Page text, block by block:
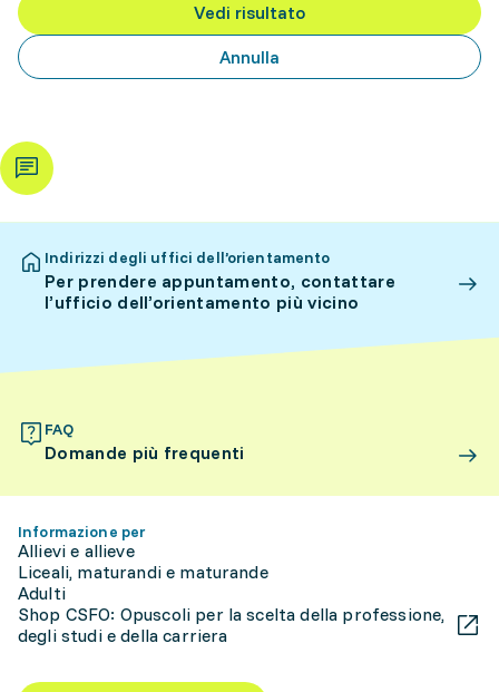
Vedi risultato
Annulla
Indirizzi degli uffici dell’orientamento
Per prendere appuntamento, contattare
l’ufficio dell’orientamento più vicino
FAQ
Domande più frequenti
Informazione per
Allievi e allieve
Liceali, maturandi e maturande
Adulti
Shop CSFO: Opuscoli per la scelta della professione,
degli studi e della carriera